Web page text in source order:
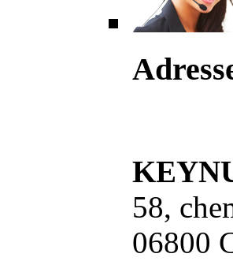
58,
06800